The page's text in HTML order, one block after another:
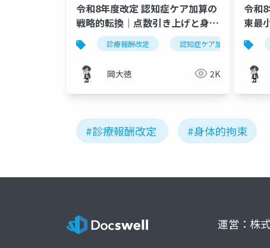
令和8年度改定 認知症ケア加算の
戦略的転換｜点数引き上げと身体
的拘束減算の強化
診療報酬改定 認知症ケア加算
岡大徳 2K
令和
束最
と施
#診療報酬改定 #身体的拘束
運営：株